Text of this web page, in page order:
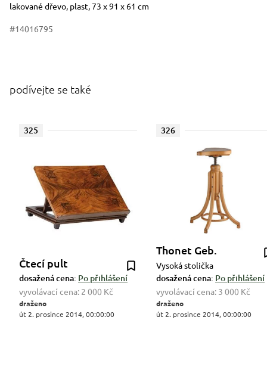
lakované dřevo, plast, 73 x 91 x 61 cm
#14016795
podívejte se také
325
Čtecí pult
dosažená cena: Po přihlášení
vyvolávací cena: 2 000 Kč
draženo
út 2. prosince 2014, 00:00:00
326
Thonet Geb.
Vysoká stolička
dosažená cena: Po přihlášení
vyvolávací cena: 3 000 Kč
draženo
út 2. prosince 2014, 00:00:00